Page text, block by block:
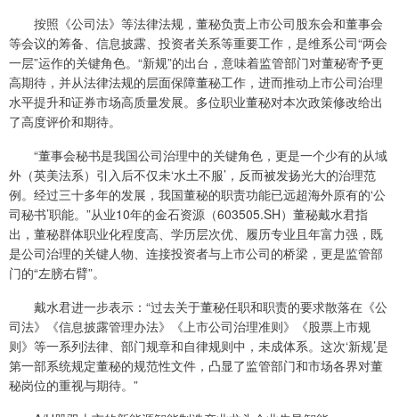
按照《公司法》等法律法规，董秘负责上市公司股东会和董事会
等会议的筹备、信息披露、投资者关系等重要工作，是维系公司“两会
一层”运作的关键角色。“新规”的出台，意味着监管部门对董秘寄予更
高期待，并从法律法规的层面保障董秘工作，进而推动上市公司治理
水平提升和证券市场高质量发展。多位职业董秘对本次政策修改给出
了高度评价和期待。
“董事会秘书是我国公司治理中的关键角色，更是一个少有的从域
外（英美法系）引入后不仅未‘水土不服’，反而被发扬光大的治理范
例。经过三十多年的发展，我国董秘的职责功能已远超海外原有的‘公
司秘书’职能。”从业10年的金石资源（603505.SH）董秘戴水君指
出，董秘群体职业化程度高、学历层次优、履历专业且年富力强，既
是公司治理的关键人物、连接投资者与上市公司的桥梁，更是监管部
门的“左膀右臂”。
戴水君进一步表示：“过去关于董秘任职和职责的要求散落在《公
司法》《信息披露管理办法》《上市公司治理准则》《股票上市规
则》等一系列法律、部门规章和自律规则中，未成体系。这次‘新规’是
第一部系统规定董秘的规范性文件，凸显了监管部门和市场各界对董
秘岗位的重视与期待。”